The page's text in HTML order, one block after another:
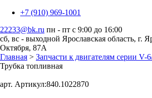
+7 (910) 969-1001
22233@bk.ru пн - пт с 9:00 до 16:00
сб, вс - выходной Ярославская область, г.
Октября, 87А
Главная > Запчасти к двигателям серии V-
Трубка топливная
арт. Артикул:840.1022870